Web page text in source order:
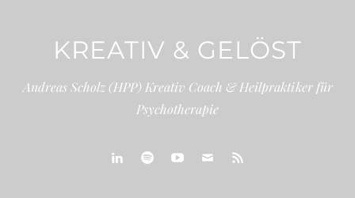
KREATIV & GELÖST
Andreas Scholz (HPP) Kreativ Coach & Heilpraktiker für
Psychotherapie